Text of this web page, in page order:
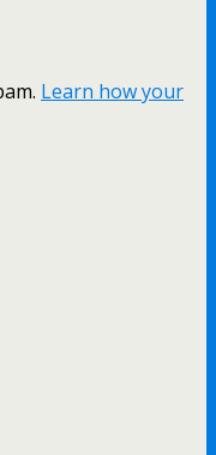
Learn how your